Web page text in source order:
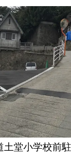
土堂小学校前